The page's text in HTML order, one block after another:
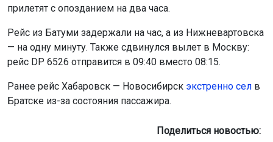
прилетят с опозданием на два часа.
Рейс из Батуми задержали на час, а из Нижневартовска
— на одну минуту. Также сдвинулся вылет в Москву:
рейс DP 6526 отправится в 09:40 вместо 08:15.
Ранее рейс Хабаровск — Новосибирск экстренно сел в
Братске из-за состояния пассажира.
Поделиться новостью: